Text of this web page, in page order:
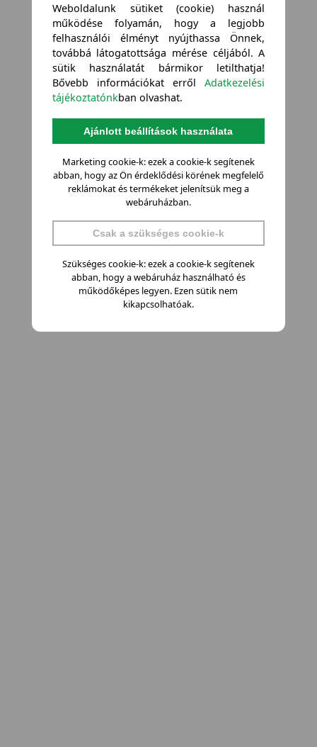
Weboldalunk sütiket (cookie) használ
működése folyamán, hogy a legjobb
felhasználói élményt nyújthassa Önnek,
továbbá látogatottsága mérése céljából. A
sütik használatát bármikor letilthatja!
Bővebb információkat errőlAdatkezelési
tájékoztatónkban olvashat.
Ajánlott beállítások használata
Marketing cookie-k: ezek a cookie-k segítenek
abban, hogy az Ön érdeklődési körének megfelelő
reklámokat és termékeket jelenítsük meg a
webáruházban.
Csak a szükséges cookie-k
Szükséges cookie-k: ezek a cookie-k segítenek
abban, hogy a webáruház használható és
működőképes legyen. Ezen sütik nem
kikapcsolhatóak.